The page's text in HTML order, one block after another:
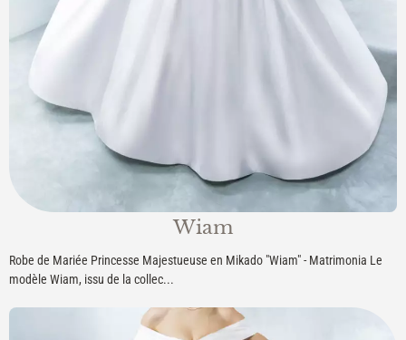
Wiam
Robe de Mariée Princesse Majestueuse en Mikado "Wiam" - Matrimonia Le
modèle Wiam, issu de la collec...